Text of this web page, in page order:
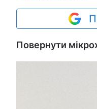
Повернути